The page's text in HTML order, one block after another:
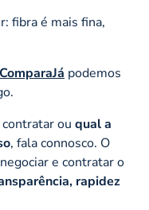
fibra é mais fina,
ComparaJá podemos
ou qual a
, fala connosco. O
e contratar o
rapidez